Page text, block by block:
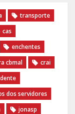
transporte
cas
enchentes
cbmal
crai
dos servidores
jonasp